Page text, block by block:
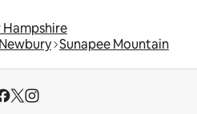
Hampshire
Newbury Sunapee Mountain